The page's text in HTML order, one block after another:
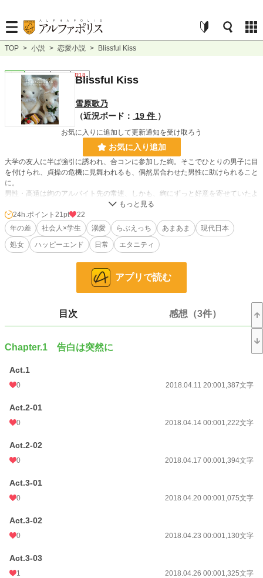
TOP > 小説 > 恋愛小説 > Blissful Kiss
連載中 長編 R18
Blissful Kiss
雪原歌乃
（近況ボード：
19 件 ）
お気に入りに追加して更新通知を受け取ろう
お気に入り追加
大学の友人に半ば強引に誘われ、合コンに参加した絢。そこでひとりの男子に目
を付けられ、貞操の危機に見舞われるも、偶然居合わせた男性に助けられること
に。
男性・高遠は絢のアルバイト先の常連、しかも、絢にずっと好意を寄せていたよ
周りにいる男子とは違う大人の落ち着いた雰囲気。そんな高遠に、絢は戸惑いつ
つも興味を抱くようになってゆく――
※※※
26,106 位 / 228,851 件
24h.ポイント 21 pt
更新日時
初回公開日時
週間ポイント
月間ポイント
累計ポイント
24h.ポイント 21pt
22
年の差
社会人×学生 溺愛 らぶえっち あまあま
現代日本
処女
ハッピーエンド 日常 エタニティ
アプリで読む
目次 感想（3件）
Chapter.1 告白は突然に
Act.1
0 2018.04.11 20:001,387文字
Act.2-01
0 2018.04.14 00:001,222文字
Act.2-02
0 2018.04.17 00:001,394文字
Act.3-01
0 2018.04.20 00:001,075文字
Act.3-02
0 2018.04.23 00:001,130文字
Act.3-03
1 2018.04.26 00:001,325文字